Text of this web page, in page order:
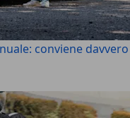
conviene davvero